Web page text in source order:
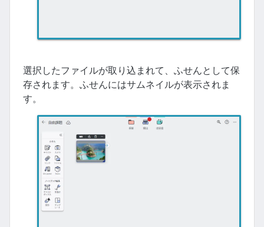
選択したファイルが取り込まれて、ふせんとして保
存されます。ふせんにはサムネイルが表示されま
す。